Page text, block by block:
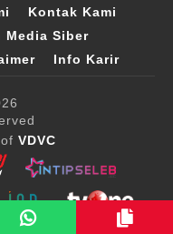
Kontak Kami
Media Siber
Info Karir
VDVC